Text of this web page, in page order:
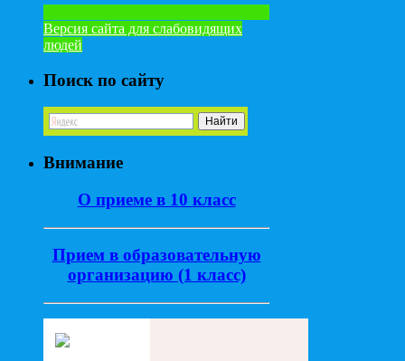
Версия сайта для слабовидящих
людей
Поиск по сайту
Внимание
О приеме в 10 класс
Прием в образовательную
организацию (1 класс)